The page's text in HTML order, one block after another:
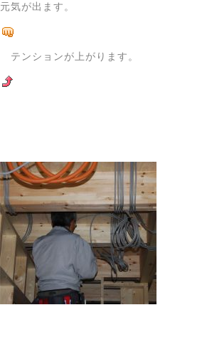
元気が出ます。
テンションが上がります。